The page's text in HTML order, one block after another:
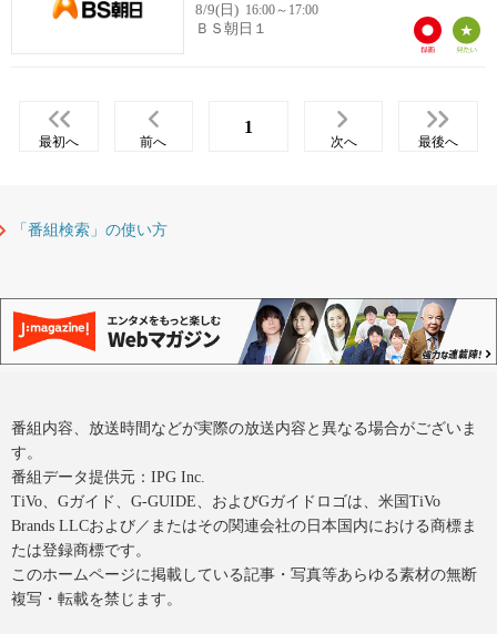
8/9(日) 16:00～17:00
ＢＳ朝日１
最初へ 前へ
1
次へ 最後へ
「番組検索」の使い方
番組内容、放送時間などが実際の放送内容と異なる場合がございま
す。
番組データ提供元：IPG Inc.
TiVo、Gガイド、G-GUIDE、およびGガイドロゴは、米国TiVo
Brands LLCおよび／またはその関連会社の日本国内における商標ま
たは登録商標です。
このホームページに掲載している記事・写真等あらゆる素材の無断
複写・転載を禁じます。